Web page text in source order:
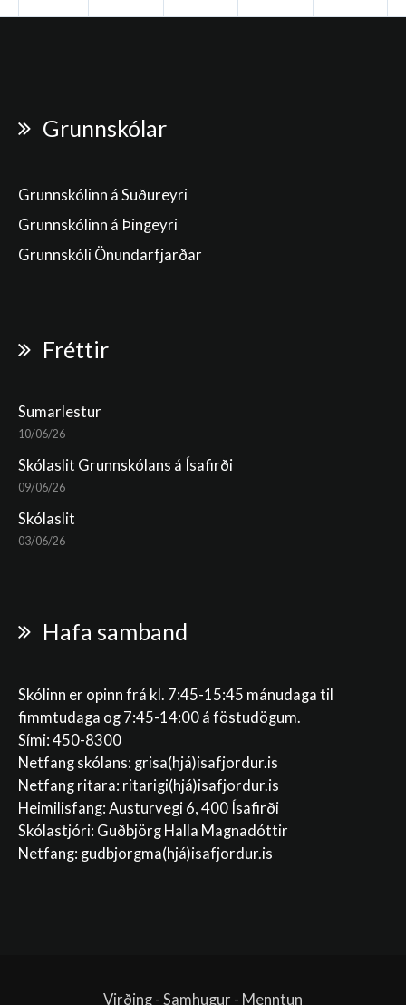
Grunnskólar
Grunnskólinn á Suðureyri
Grunnskólinn á Þingeyri
Grunnskóli Önundarfjarðar
Fréttir
Sumarlestur
10/06/26
Skólaslit Grunnskólans á Ísafirði
09/06/26
Skólaslit
03/06/26
Hafa samband
Skólinn er opinn frá kl. 7:45-15:45 mánudaga til
fimmtudaga og 7:45-14:00 á föstudögum.
Sími: 450-8300
Netfang skólans: grisa(hjá)isafjordur.is
Netfang ritara: ritarigi(hjá)isafjordur.is
Heimilisfang: Austurvegi 6, 400 Ísafirði
Skólastjóri: Guðbjörg Halla Magnadóttir
Netfang: gudbjorgma(hjá)isafjordur.is
Virðing - Samhugur - Menntun